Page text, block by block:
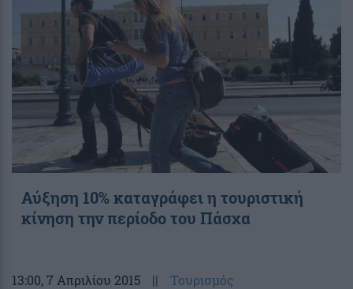
Αύξηση 10% καταγράφει η τουριστική
κίνηση την περίοδο του Πάσχα
13:00, 7 Απριλίου 2015 || Τουρισμός